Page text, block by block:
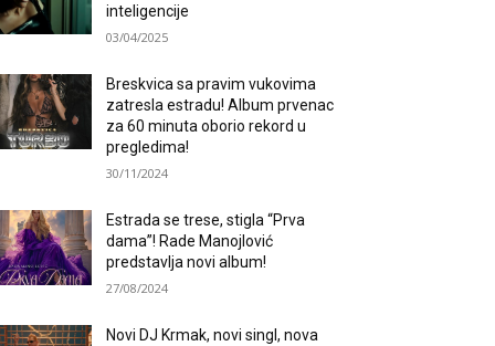
inteligencije
03/04/2025
Breskvica sa pravim vukovima
zatresla estradu! Album prvenac
za 60 minuta oborio rekord u
pregledima!
30/11/2024
Estrada se trese, stigla “Prva
dama”! Rade Manojlović
predstavlja novi album!
27/08/2024
Novi DJ Krmak, novi singl, nova